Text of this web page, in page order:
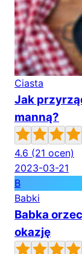
Ciasta
Jak
manną?
4.6 (21 ocen)
2023-03-21
B
Babki
Babka
okazję